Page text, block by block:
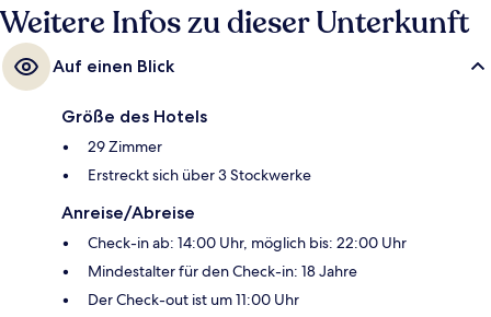
Weitere Infos zu dieser Unterkunft
Auf einen Blick
Größe des Hotels
29 Zimmer
Erstreckt sich über 3 Stockwerke
Anreise/Abreise
Check-in ab: 14:00 Uhr, möglich bis: 22:00 Uhr
Mindestalter für den Check-in: 18 Jahre
Der Check-out ist um 11:00 Uhr